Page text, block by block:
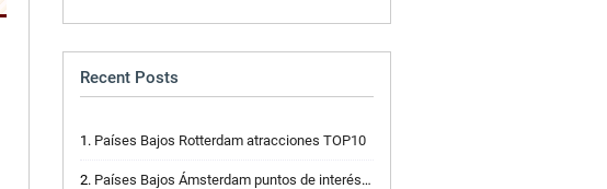
Recent Posts
Países Bajos Rotterdam atracciones TOP10
Países Bajos Ámsterdam puntos de interés TOP10